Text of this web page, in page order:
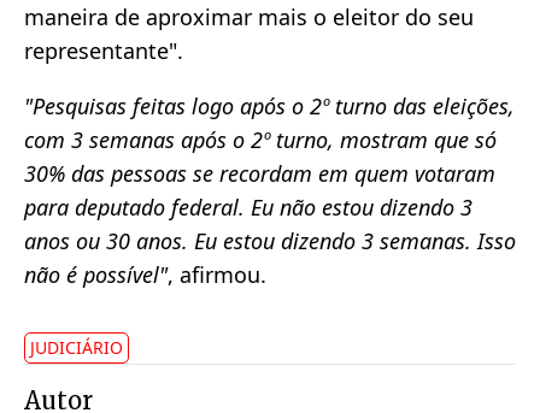
maneira de aproximar mais o eleitor do seu
representante".
"Pesquisas feitas logo após o 2º turno das eleições,
com 3 semanas após o 2º turno, mostram que só
30% das pessoas se recordam em quem votaram
para deputado federal. Eu não estou dizendo 3
anos ou 30 anos. Eu estou dizendo 3 semanas. Isso
não é possível", afirmou.
JUDICIÁRIO
Autor